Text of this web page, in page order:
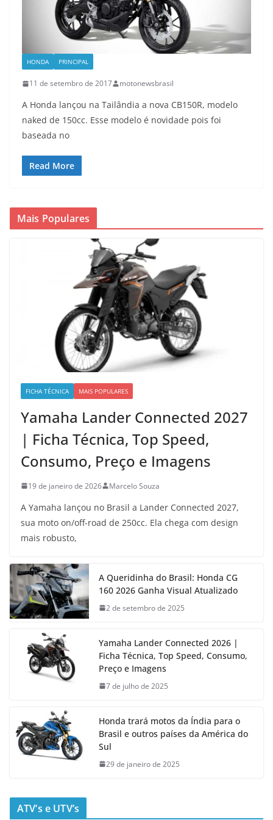
HONDA PRINCIPAL
11 de setembro de 2017 motonewsbrasil
A Honda lançou na Tailândia a nova CB150R, modelo
naked de 150cc. Esse modelo é novidade pois foi
baseada no
Read More
Mais Populares
FICHA TÉCNICA MAIS POPULARES
Yamaha Lander Connected 2027
| Ficha Técnica, Top Speed,
Consumo, Preço e Imagens
19 de janeiro de 2026 Marcelo Souza
A Yamaha lançou no Brasil a Lander Connected 2027,
sua moto on/off-road de 250cc. Ela chega com design
mais robusto,
A Queridinha do Brasil: Honda CG
160 2026 Ganha Visual Atualizado
2 de setembro de 2025
Yamaha Lander Connected 2026 |
Ficha Técnica, Top Speed, Consumo,
Preço e Imagens
7 de julho de 2025
Honda trará motos da Índia para o
Brasil e outros países da América do
Sul
29 de janeiro de 2025
ATV’s e UTV’s